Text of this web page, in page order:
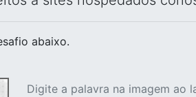
abaixo.
Digite a palavra na imagem ao